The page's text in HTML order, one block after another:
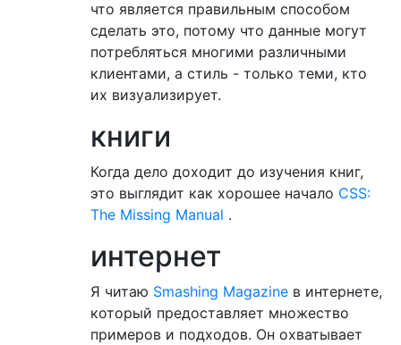
что является правильным способом
сделать это, потому что данные могут
потребляться многими различными
клиентами, а стиль - только теми, кто
их визуализирует.
книги
Когда дело доходит до изучения книг,
это выглядит как хорошее начало CSS:
The Missing Manual .
интернет
Я читаю Smashing Magazine в интернете,
который предоставляет множество
примеров и подходов. Он охватывает